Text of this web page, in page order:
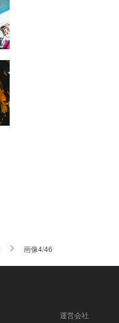
画像4/46
運営会社